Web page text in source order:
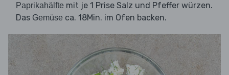
Paprikahälfte mit je 1 Prise Salz und Pfeffer würzen.
Das Gemüse ca. 18Min. im Ofen backen.